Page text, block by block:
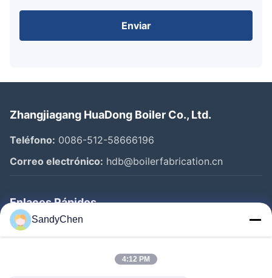
Enviar
Zhangjiagang HuaDong Boiler Co., Ltd.
Teléfono: 0086-512-58666196
Correo electrónico: hdb@boilerfabrication.cn
Enlaces Rápidos
Hogar
SandyChen
4:12 PM